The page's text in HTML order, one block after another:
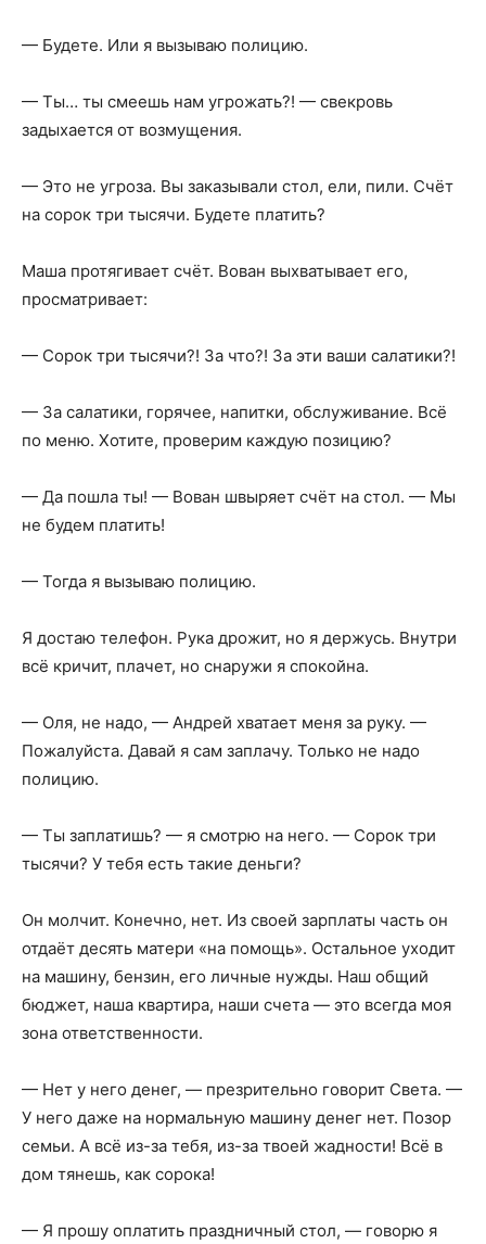
— Будете. Или я вызываю полицию.
— Ты… ты смеешь нам угрожать?! — свекровь
задыхается от возмущения.
— Это не угроза. Вы заказывали стол, ели, пили. Счёт
на сорок три тысячи. Будете платить?
Маша протягивает счёт. Вован выхватывает его,
просматривает:
— Сорок три тысячи?! За что?! За эти ваши салатики?!
— За салатики, горячее, напитки, обслуживание. Всё
по меню. Хотите, проверим каждую позицию?
— Да пошла ты! — Вован швыряет счёт на стол. — Мы
не будем платить!
— Тогда я вызываю полицию.
Я достаю телефон. Рука дрожит, но я держусь. Внутри
всё кричит, плачет, но снаружи я спокойна.
— Оля, не надо, — Андрей хватает меня за руку. —
Пожалуйста. Давай я сам заплачу. Только не надо
полицию.
— Ты заплатишь? — я смотрю на него. — Сорок три
тысячи? У тебя есть такие деньги?
Он молчит. Конечно, нет. Из своей зарплаты часть он
отдаёт десять матери «на помощь». Остальное уходит
на машину, бензин, его личные нужды. Наш общий
бюджет, наша квартира, наши счета — это всегда моя
зона ответственности.
— Нет у него денег, — презрительно говорит Света. —
У него даже на нормальную машину денег нет. Позор
семьи. А всё из-за тебя, из-за твоей жадности! Всё в
дом тянешь, как сорока!
— Я прошу оплатить праздничный стол, — говорю я